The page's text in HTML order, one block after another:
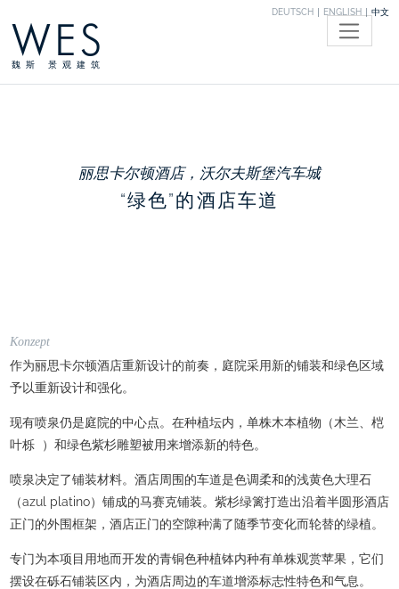
DEUTSCH ENGLISH 中文
WES
魏斯 景观建筑
丽思卡尔顿酒店，沃尔夫斯堡汽车城
“绿色”的酒店车道
Konzept
作为丽思卡尔顿酒店重新设计的前奏，庭院采用新的铺装和绿色区域
予以重新设计和强化。
现有喷泉仍是庭院的中心点。在种植坛内，单株木本植物（木兰、桤
叶栎 ）和绿色紫杉雕塑被用来增添新的特色。
喷泉决定了铺装材料。酒店周围的车道是色调柔和的浅黄色大理石
（azul platino）铺成的马赛克铺装。紫杉绿篱打造出沿着半圆形酒店
正门的外围框架，酒店正门的空隙种满了随季节变化而轮替的绿植。
专门为本项目用地而开发的青铜色种植钵内种有单株观赏苹果，它们
摆设在砾石铺装区内，为酒店周边的车道增添标志性特色和气息。